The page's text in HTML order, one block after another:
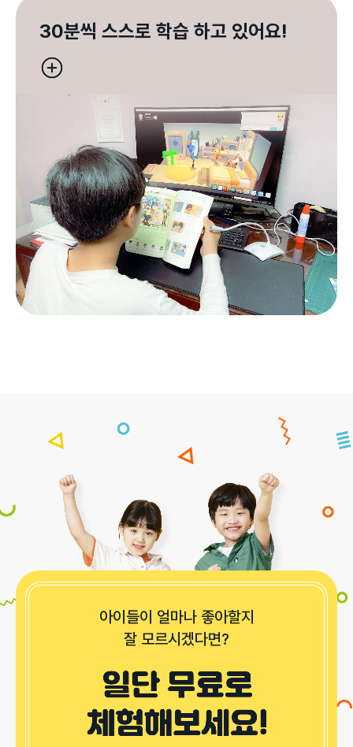
30분씩 스스로 학습 하고 있어요!
아이들이 얼마나 좋아할지
잘 모르시겠다면?